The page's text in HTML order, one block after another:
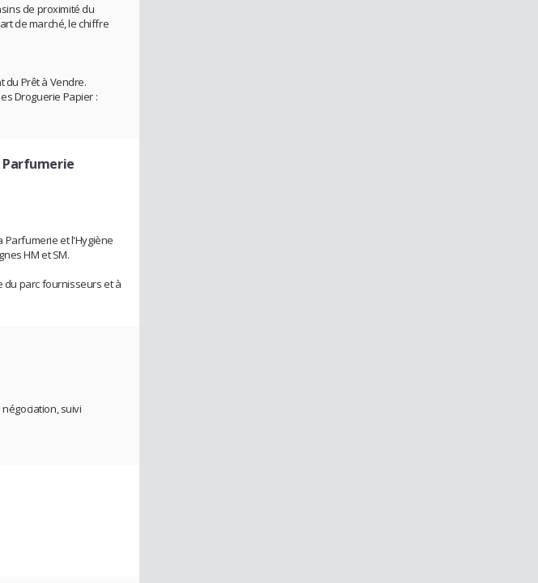
de proximité du
de marché, le chiffre
du Prêt à Vendre.
Droguerie Papier :
Parfumerie
Parfumerie et l'Hygiène
HM et SM.
du parc fournisseurs et à
suivi